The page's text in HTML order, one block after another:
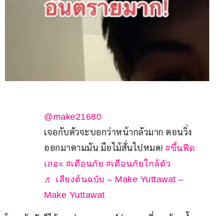
@make21680
เจอกับตัวจะบอกว่าหน้ากลัวมาก ตอนวิ่ง
ออกมาตามมัน มือไม้สั่นไปหมด! #ขึ้นฟีด
เถอะ #เตือนภัย #เตือนภัยใกล้ตัว
♬ เสียงต้นฉบับ – Make Yuttawat –
Make Yuttawat